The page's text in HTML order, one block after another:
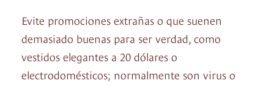
Evite promociones extrañas o que suenen
demasiado buenas para ser verdad, como
vestidos elegantes a 20 dólares o
electrodomésticos; normalmente son virus o